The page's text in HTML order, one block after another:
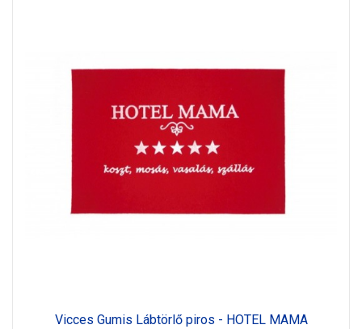
Vicces Gumis Lábtörlő piros - HOTEL MAMA